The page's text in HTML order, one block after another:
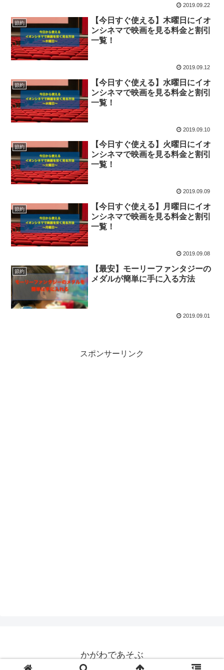
2019.09.22
節約
【今日すぐ使える】木曜日にイオ
ンシネマで映画を見る料金と割引
一覧！
2019.09.12
節約
【今日すぐ使える】水曜日にイオ
ンシネマで映画を見る料金と割引
一覧！
2019.09.10
節約
【今日すぐ使える】火曜日にイオ
ンシネマで映画を見る料金と割引
一覧！
2019.09.09
節約
【今日すぐ使える】月曜日にイオ
ンシネマで映画を見る料金と割引
一覧！
2019.09.08
節約
【最安】モーリーファンタジーの
メダルが簡単に手に入る方法
2019.09.01
スポンサーリンク
かがわであそぶ